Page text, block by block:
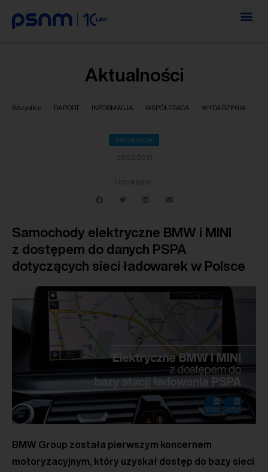
Aktualności
Wszystkie RAPORT INFORMACJA WSPÓŁPRACA WYDARZENIA
INFORMACJA
05/02/2021
Udostępnij:
Samochody elektryczne BMW i MINI
z dostępem do danych PSPA
dotyczących sieci ładowarek w Polsce
BMW Group została pierwszym koncernem
motoryzacyjnym, który uzyskał dostęp do bazy sieci